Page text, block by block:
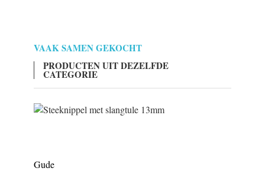
VAAK SAMEN GEKOCHT
PRODUCTEN UIT DEZELFDE
CATEGORIE
Gude